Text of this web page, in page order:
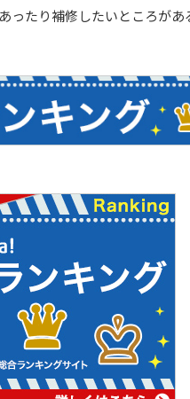
ったり補修したいところが